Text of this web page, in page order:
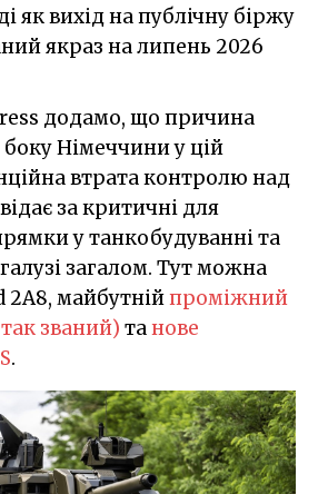
як вихід на публічну біржу
якраз на липень 2026
додамо, що причина
Німеччини у цій
втрата контролю над
за критичні для
у танкобудуванні та
загалом. Тут можна
2A8, майбутнійпроміжний
званий) танове
.